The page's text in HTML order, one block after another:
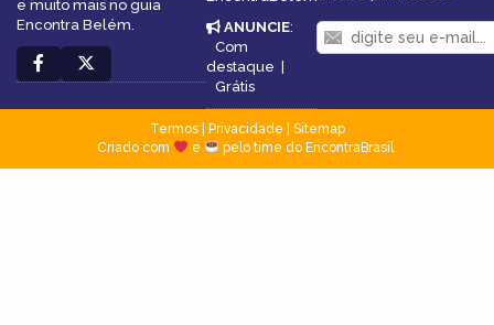
e muito mais no guia
Encontra Belém.
ANUNCIE:
Com
destaque
Grátis
Termos| Privacidade
Sitemap
Criado com
e pelo time do EncontraBrasil